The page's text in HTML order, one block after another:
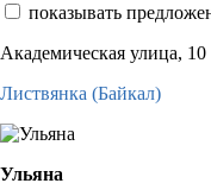
показывать
Академическая улица, 10
Листвянка (Байкал)
Ульяна